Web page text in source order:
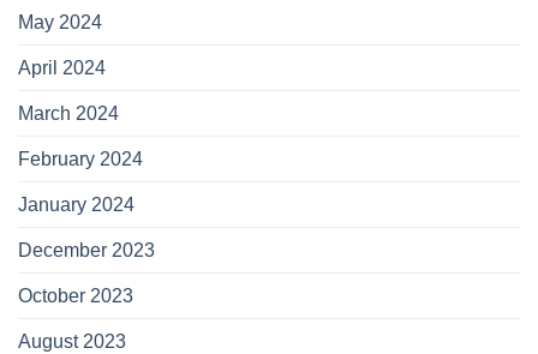
May 2024
April 2024
March 2024
February 2024
January 2024
December 2023
October 2023
August 2023